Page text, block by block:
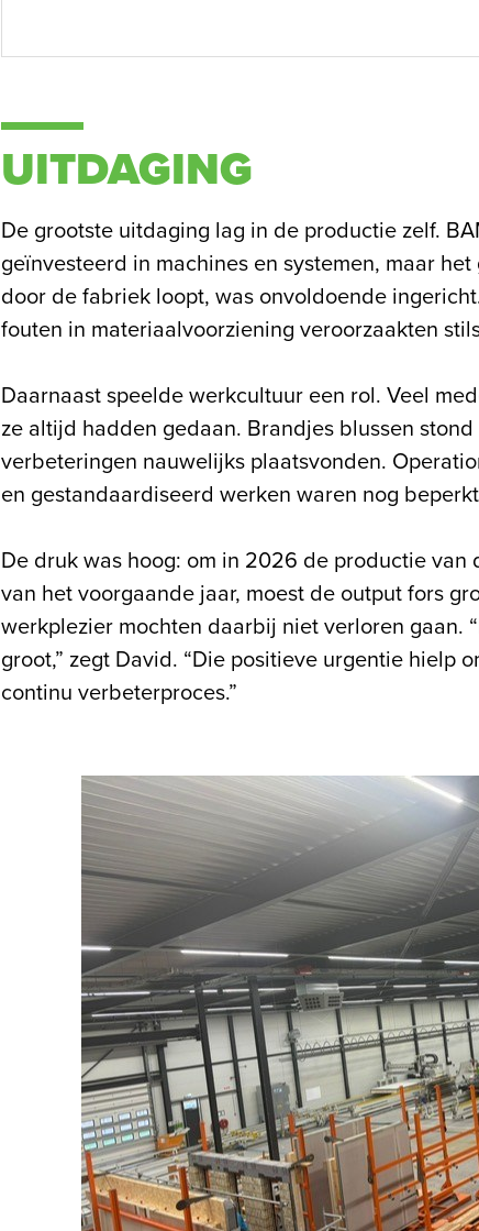
UITDAGING
De grootste uitdaging lag in de productie zelf.
geïnvesteerd in machines en systemen, maar
door de fabriek loopt, was onvoldoende
fouten in materiaalvoorziening veroorzaakten
Daarnaast speelde werkcultuur een rol. Veel
ze altijd hadden gedaan. Brandjes blussen
verbeteringen nauwelijks plaatsvonden.
en gestandaardiseerd werken waren nog
De druk was hoog: om in 2026 de productie
van het voorgaande jaar, moest de output fors
werkplezier mochten daarbij niet verloren gaan.
groot,” zegt David. “Die positieve urgentie hielp
continu verbeterproces.”